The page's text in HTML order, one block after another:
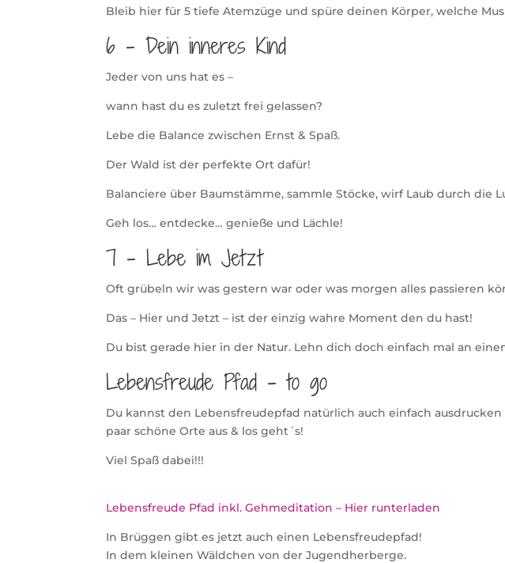
Bleib hier für 5 tiefe Atemzüge und spüre deinen Körper, welche
6 – Dein inneres Kind
Jeder von uns hat es –
wann hast du es zuletzt frei gelassen?
Lebe die Balance zwischen Ernst & Spaß.
Der Wald ist der perfekte Ort dafür!
Balanciere über Baumstämme, sammle Stöcke, wirf Laub durch die
Geh los… entdecke… genieße und Lächle!
7 – Lebe im Jetzt
Oft grübeln wir was gestern war oder was morgen alles passieren
Das – Hier und Jetzt – ist der einzig wahre Moment den du hast!
Du bist gerade hier in der Natur. Lehn dich doch einfach mal an
Lebensfreude Pfad – to go
Du kannst den Lebensfreudepfad natürlich auch einfach
paar schöne Orte aus & los geht´s!
Viel Spaß dabei!!!
Lebensfreude Pfad inkl. Gehmeditation – Hier runterladen
In Brüggen gibt es jetzt auch einen Lebensfreudepfad!
In dem kleinen Wäldchen von der Jugendherberge.